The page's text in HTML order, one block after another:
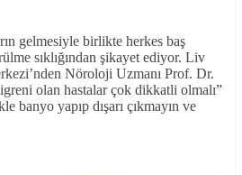
gelmesiyle birlikte herkes baş
sıklığından şikayet ediyor. Liv
Nöroloji Uzmanı Prof. Dr.
olan hastalar çok dikkatli olmalı”
banyo yapıp dışarı çıkmayın ve